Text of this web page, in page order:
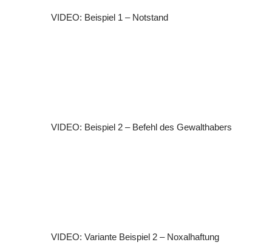
VIDEO: Beispiel 1 – Notstand
VIDEO: Beispiel 2 – Befehl des Gewalthabers
VIDEO: Variante Beispiel 2 – Noxalhaftung